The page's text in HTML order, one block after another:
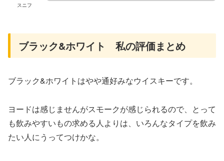
スニフ
ブラック&ホワイト 私の評価まとめ
ブラック&ホワイトはやや通好みなウイスキーです。
ヨードは感じませんがスモークが感じられるので、とって
も飲みやすいもの求める人よりは、いろんなタイプを飲み
たい人にうってつけかな。